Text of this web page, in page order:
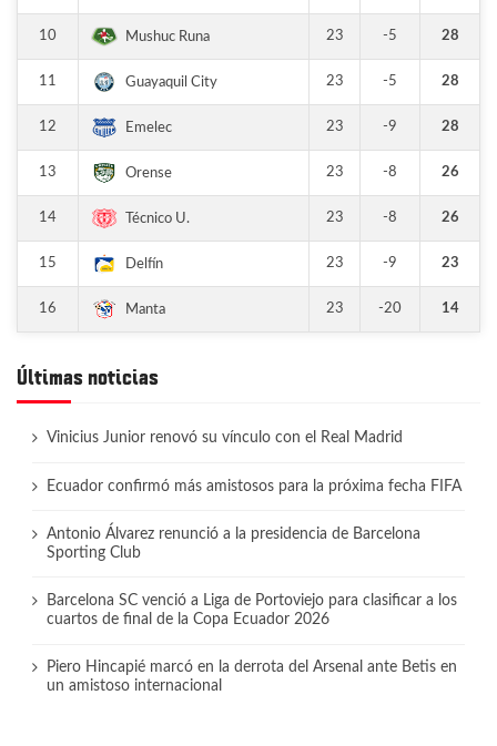
10 Mushuc Runa 23 -5 28
11 Guayaquil City 23 -5 28
12 Emelec 23 -9 28
13 Orense 23 -8 26
14 Técnico U. 23 -8 26
15 Delfín 23 -9 23
16 Manta 23 -20 14
Últimas noticias
Vinicius Junior renovó su vínculo con el Real Madrid
Ecuador confirmó más amistosos para la próxima fecha FIFA
Antonio Álvarez renunció a la presidencia de Barcelona
Sporting Club
Barcelona SC venció a Liga de Portoviejo para clasificar a los
cuartos de final de la Copa Ecuador 2026
Piero Hincapié marcó en la derrota del Arsenal ante Betis en
un amistoso internacional